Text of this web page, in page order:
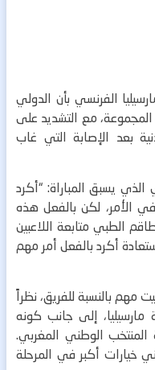
الفرنسي بأن الدولي
مع التشديد على
بعد الإصابة التي غاب
يسبق المباراة: “أكرد
الأمر، لكن بالفعل هذه
الطبي متابعة اللاعبين
أكرد بالفعل أمر مهم
بالنسبة للفريق، نظراً
مارسيليا، إلى جانب كونه
المنتخب الوطني المغربي.
خيارات أكبر في المرحلة